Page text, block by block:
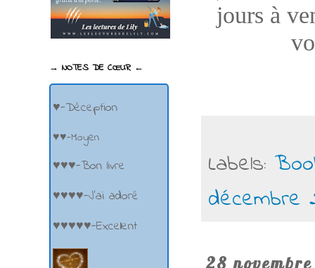
jours à
Labels:
décembre
28
→ NOTES DE CŒUR ←
♥-Déception
♥♥-Moyen
♥♥♥-Bon livre
♥♥♥♥-J'ai adoré
♥♥♥♥♥-Excellent